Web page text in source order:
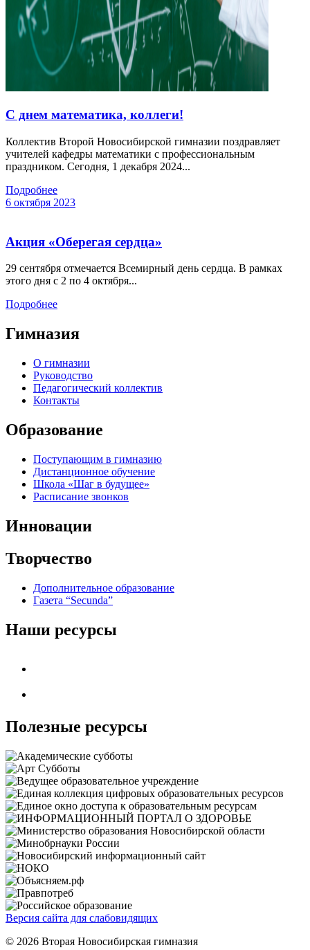
С днем математика, коллеги!
Коллектив Второй Новосибирской гимназии поздравляет
учителей кафедры математики с профессиональным
праздником. Сегодня, 1 декабря 2024...
Подробнее
6 октября 2023
Акция «Оберегая сердца»
29 сентября отмечается Всемирный день сердца. В рамках
этого дня с 2 по 4 октября...
Подробнее
Гимназия
О гимназии
Руководство
Педагогический коллектив
Контакты
Образование
Поступающим в гимназию
Дистанционное обучение
Школа «Шаг в будущее»
Расписание звонков
Инновации
Творчество
Дополнительное образование
Газета “Secunda”
Наши ресурсы
Полезные ресурсы
Версия сайта для слабовидящих
© 2026 Вторая Новосибирская гимназия